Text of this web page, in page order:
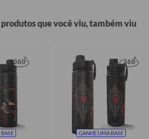
que você viu, também viu
GANHE UMA BASE